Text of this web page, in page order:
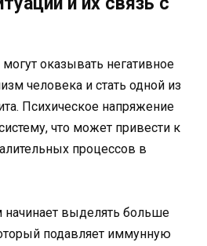
оказывать негативное
человека и стать одной из
Психическое напряжение
что может привести к
процессов в
начинает выделять больше
подавляет иммунную